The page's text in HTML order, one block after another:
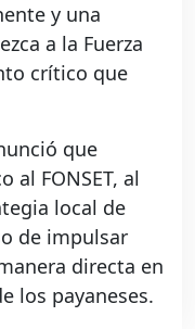
y una
a la Fuerza
crítico que
que
FONSET, al
local de
de impulsar
directa en
los payaneses.